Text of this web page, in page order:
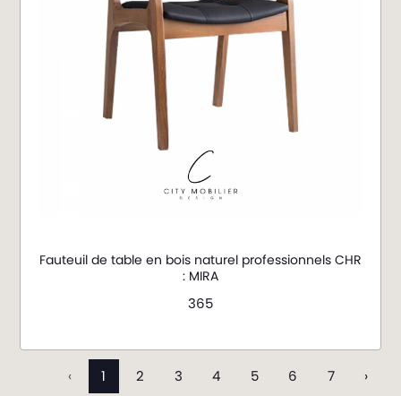
Fauteuil de table en bois naturel professionnels CHR
: MIRA
365
‹ 1 2 3 4 5 6 7 ›